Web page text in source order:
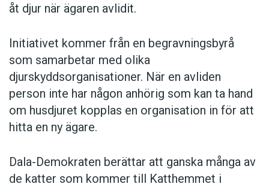
åt djur när ägaren avlidit.
Initiativet kommer från en begravningsbyrå
som samarbetar med olika
djurskyddsorganisationer. När en avliden
person inte har någon anhörig som kan ta hand
om husdjuret kopplas en organisation in för att
hitta en ny ägare.
Dala-Demokraten berättar att ganska många av
de katter som kommer till Katthemmet i